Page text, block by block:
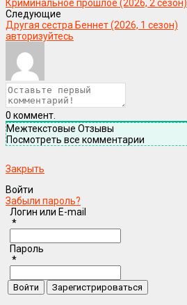
Криминальное прошлое (2026, 2 сезон)
Следующие
Другая сестра Беннет (2026, 1 сезон)
авторизуйтесь
0 коммент.
Межтекстовые Отзывы
Посмотреть все комментарии
Закрыть
Войти
Забыли пароль?
Логин или E-mail
*
Пароль
*